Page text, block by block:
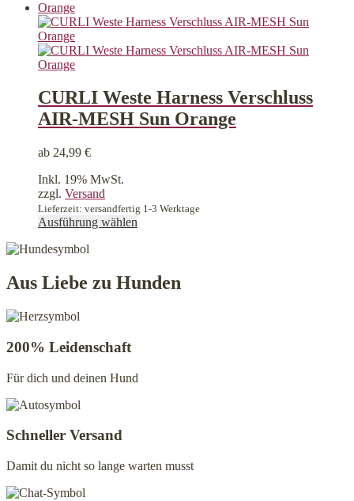
mehrere
auf.
können
auf
der
CURLI Weste Harness Verschluss
AIR-MESH Sun Orange
ab 24,99 €
Inkl. 19% MwSt.
zzgl. Versand
Lieferzeit: versandfertig 1-3 Werktage
Ausführung wählen
Varianten
auf.
Produktseite
Aus Liebe zu Hunden
200% Leidenschaft
Für dich und deinen Hund
Schneller Versand
Damit du nicht so lange warten musst